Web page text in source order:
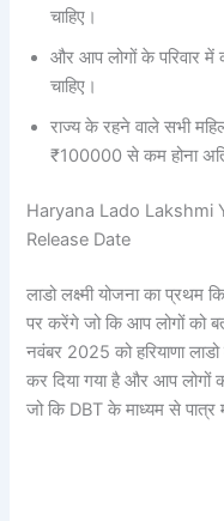
चाहिए।
और आप लोगों के परिवार में
चाहिए।
राज्य के रहने वाले सभी
₹100000 से कम होना
Haryana Lado Lakshmi
Release Date
लाडो लक्ष्मी योजना का प्रथम
पर करेंगे जो कि आप लोगों को
नवंबर 2025 को हरियाणा
कर दिया गया है और आप लोगों
जो कि DBT के माध्यम से